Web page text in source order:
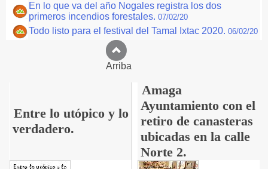
En lo que va del año Nogales registra los dos
primeros incendios forestales. 07/02/20
Todo listo para el festival del Tamal Ixtac 2020. 06/02/20
Arriba
Entre lo utópico y lo
verdadero.
Amaga
Ayuntamiento con el
retiro de canasteras
ubicadas en la calle
Norte 2.